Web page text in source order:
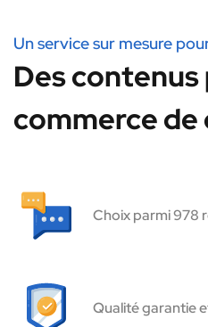
Un service sur mesure
Des
commerce
Choix parmi 978
Qualité garantie